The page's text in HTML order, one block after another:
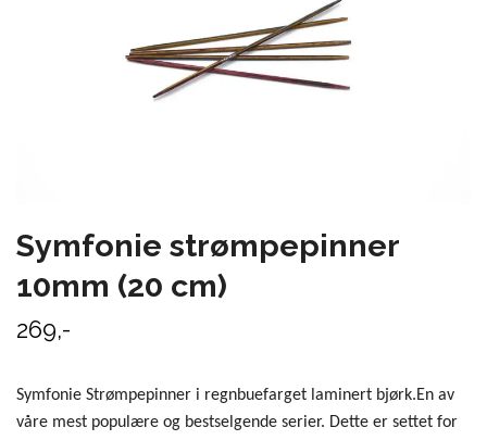
Symfonie strømpepinner
10mm (20 cm)
269,-
Symfonie Strømpepinner i regnbuefarget laminert bjørk.En av
våre mest populære og bestselgende serier. Dette er settet for